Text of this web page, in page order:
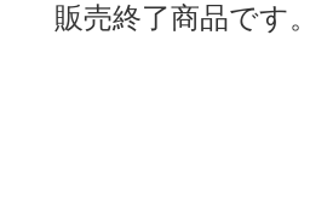
販売終了商品です。